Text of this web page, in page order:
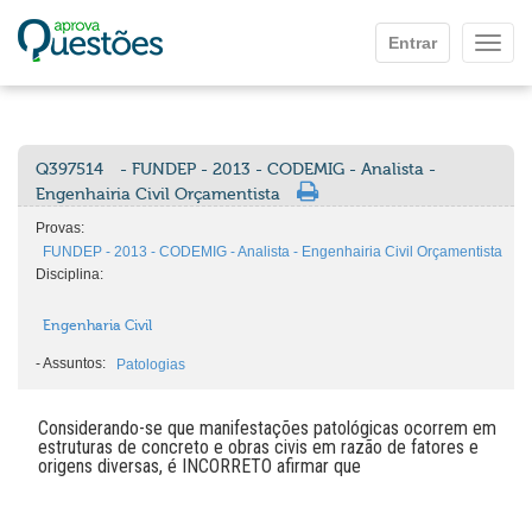
Entrar
Q397514
- FUNDEP - 2013 - CODEMIG - Analista -
Engenhairia Civil Orçamentista
Provas:
FUNDEP - 2013 - CODEMIG - Analista - Engenhairia Civil Orçamentista
Disciplina:
Engenharia Civil
-Assuntos: Patologias
Considerando-se que manifestações patológicas ocorrem em
estruturas de concreto e obras civis em razão de fatores e
origens diversas, é INCORRETO afirmar que